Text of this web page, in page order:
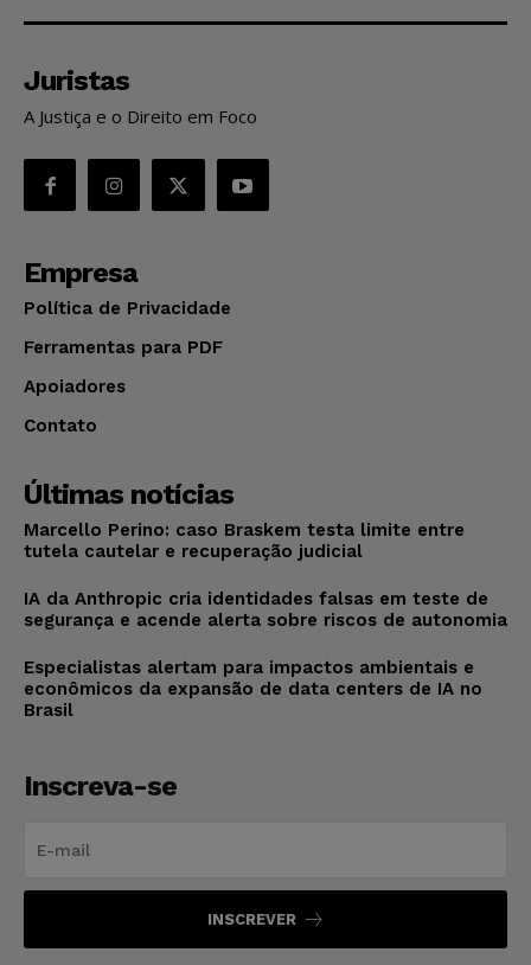
Juristas
A Justiça e o Direito em Foco
Empresa
Política de Privacidade
Ferramentas para PDF
Apoiadores
Contato
Últimas notícias
Marcello Perino: caso Braskem testa limite entre
tutela cautelar e recuperação judicial
IA da Anthropic cria identidades falsas em teste de
segurança e acende alerta sobre riscos de autonomia
Especialistas alertam para impactos ambientais e
econômicos da expansão de data centers de IA no
Brasil
Inscreva-se
INSCREVER